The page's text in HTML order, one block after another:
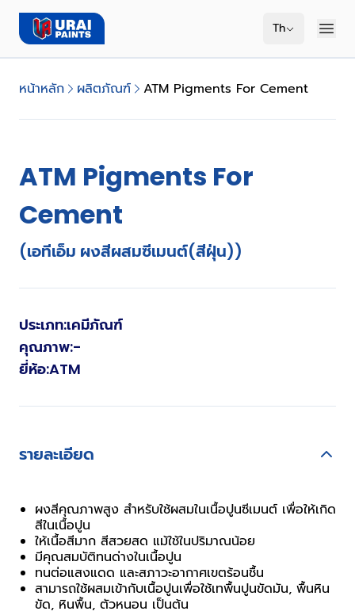
Th
หน้าหลัก ผลิตภัณฑ์ ATM Pigments For Cement
ATM Pigments For
Cement
(เอทีเอ็ม ผงสีผสมซีเมนต์(สีฝุ่น))
ประเภท:เคมีภัณฑ์
คุณภาพ:-
ยี่ห้อ:ATM
รายละเอียด
ผงสีคุณภาพสูง สำหรับใช้ผสมในเนื้อปูนซีเมนต์ เพื่อให้เกิด
สีในเนื้อปูน
ให้เนื้อสีมาก สีสวยสด แม้ใช้ในปริมาณน้อย
มีคุณสมบัติทนด่างในเนื้อปูน
ทนต่อแสงแดด และสภาวะอากาศเขตร้อนชื้น
สามารถใช้ผสมเข้ากับเนื้อปูนเพื่อใช้เทพื้นปูนขัดมัน, พื้นหิน
ขัด, หินพื้น, ตัวหนอน เป็นต้น